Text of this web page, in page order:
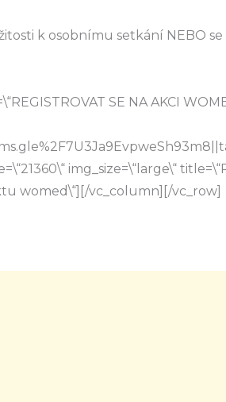
k osobnímu setkání NEBO
SE NA AKCI
img_size=\“large\“
womed\“][/vc_column][/vc_row]